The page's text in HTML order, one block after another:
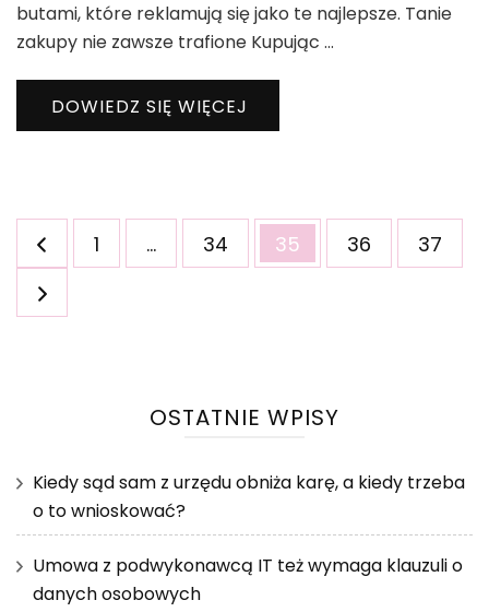
butami, które reklamują się jako te najlepsze. Tanie
zakupy nie zawsze trafione Kupując …
DOWIEDZ SIĘ WIĘCEJ
Stronicowanie
wpisówStrona
1 … Strona
34 Strona
35 Strona
36 Strona
37
OSTATNIE WPISY
Kiedy sąd sam z urzędu obniża karę, a kiedy trzeba
o to wnioskować?
Umowa z podwykonawcą IT też wymaga klauzuli o
danych osobowych